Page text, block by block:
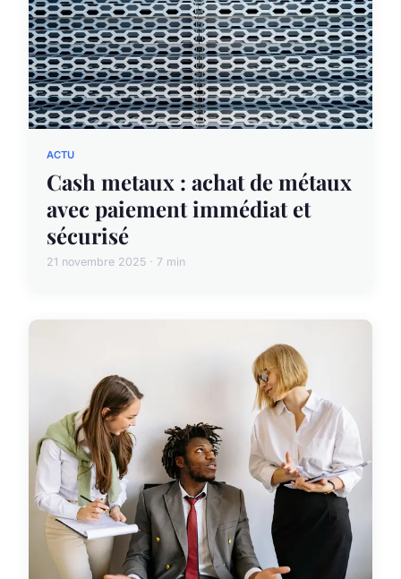
ACTU
Cash metaux : achat de métaux
avec paiement immédiat et
sécurisé
21 novembre 2025 · 7 min